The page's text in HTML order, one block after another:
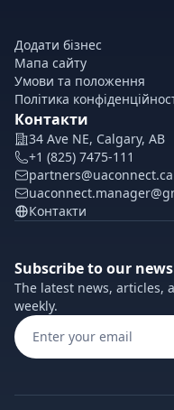
Додати бізнес
Мапа сайту
Умови та положення
Політика
Контакти
34 Ave NE, Calgary, AB
+1 (825) 7475-111
partners@uaconnect.ca
Контакти
Subscribe to our
The latest news, articles,
weekly.